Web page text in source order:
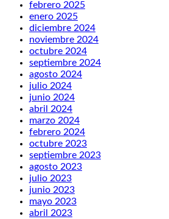
febrero 2025
enero 2025
diciembre 2024
noviembre 2024
octubre 2024
septiembre 2024
agosto 2024
julio 2024
junio 2024
abril 2024
marzo 2024
febrero 2024
octubre 2023
septiembre 2023
agosto 2023
julio 2023
junio 2023
mayo 2023
abril 2023